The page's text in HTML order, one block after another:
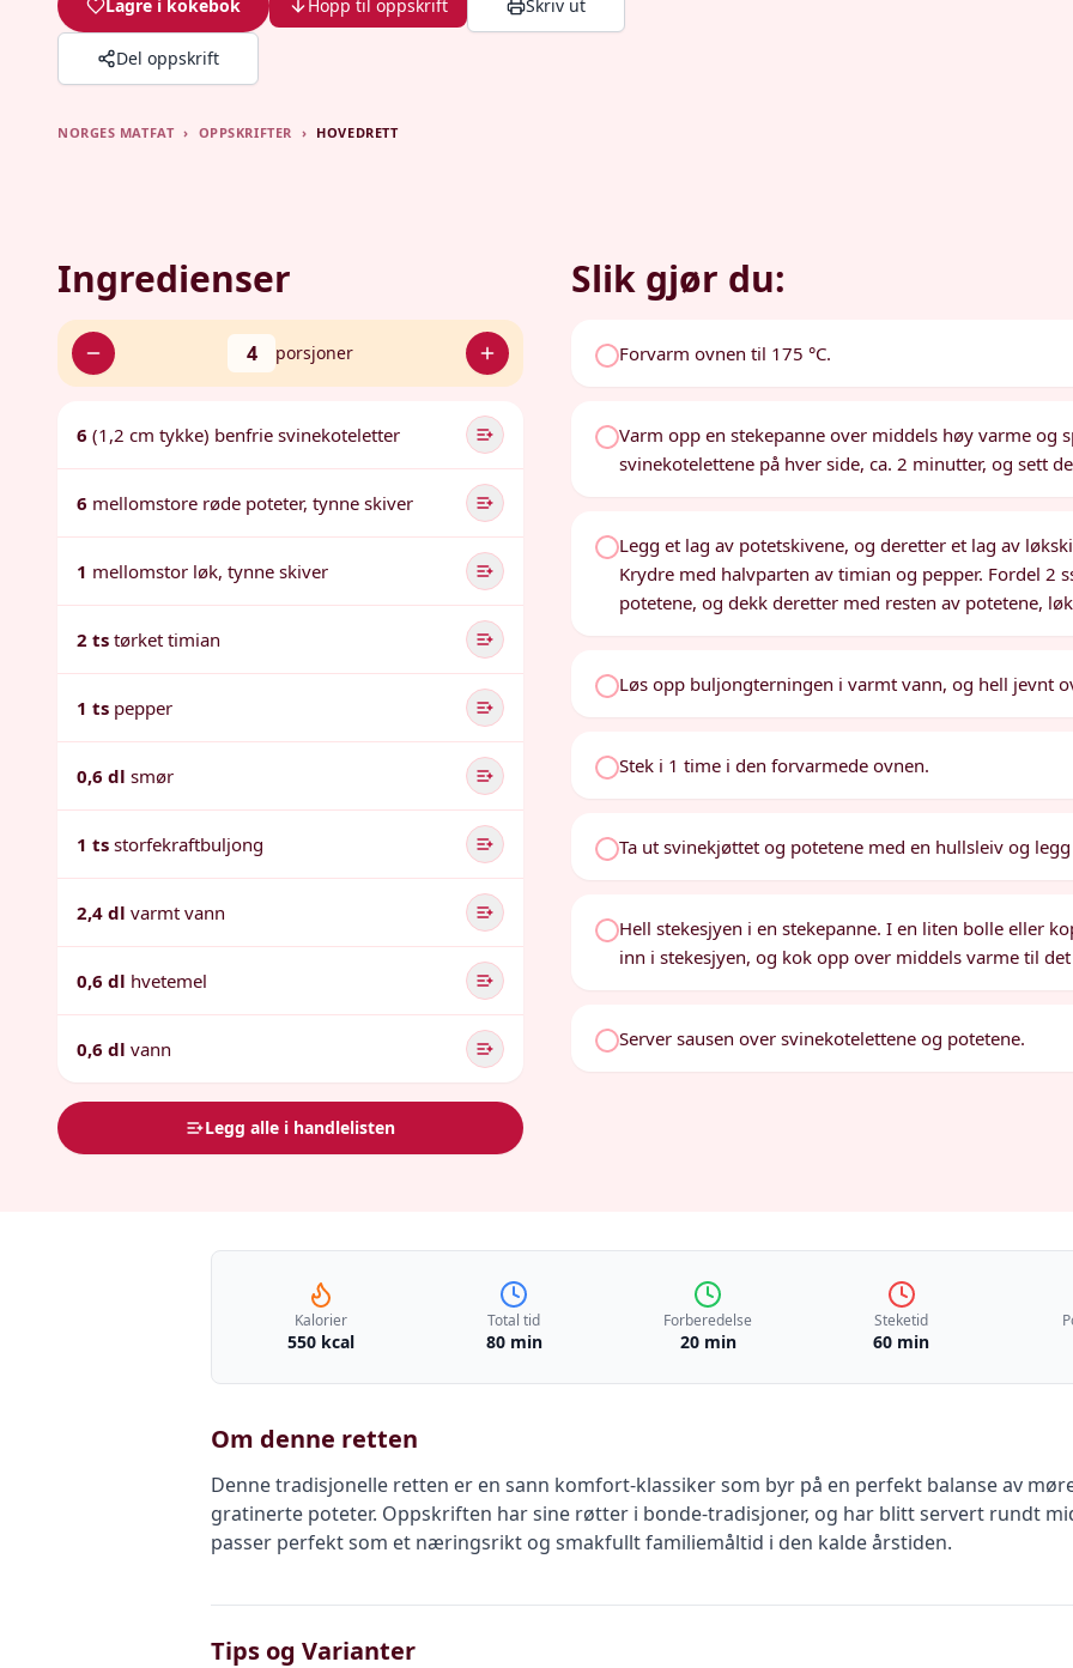
Lagre i kokebok Hopp til oppskrift Skriv ut
Del oppskrift
NORGES MATFAT › OPPSKRIFTER › HOVEDRETT
Ingredienser
4 porsjoner
6 (1,2 cm tykke) benfrie svinekoteletter
6 mellomstore røde poteter, tynne skiver
1 mellomstor løk, tynne skiver
2 ts tørket timian
1 ts pepper
0,6 dl smør
1 ts storfekraftbuljong
2,4 dl varmt vann
0,6 dl hvetemel
0,6 dl vann
Legg alle i handlelisten
Slik gjør du:
Forvarm ovnen til 175 °C.
Varm opp en stekepanne over middels høy varme og
svinekotelettene på hver side, ca. 2 minutter, og sett
Legg et lag av potetskivene, og deretter et lag av
Krydre med halvparten av timian og pepper. Fordel 2
potetene, og dekk deretter med resten av potetene,
Løs opp buljongterningen i varmt vann, og hell jevnt
Stek i 1 time i den forvarmede ovnen.
Ta ut svinekjøttet og potetene med en hullsleiv og
Hell stekesjyen i en stekepanne. I en liten bolle eller
inn i stekesjyen, og kok opp over middels varme til
Server sausen over svinekotelettene og potetene.
Kalorier
550 kcal
Total tid
80 min
Forberedelse
20 min
Steketid
60 min
Om denne retten
Denne tradisjonelle retten er en sann komfort-klassiker som byr på en perfekt balanse av
gratinerte poteter. Oppskriften har sine røtter i bonde-tradisjoner, og har blitt servert rundt
passer perfekt som et næringsrikt og smakfullt familiemåltid i den kalde årstiden.
Tips og Varianter